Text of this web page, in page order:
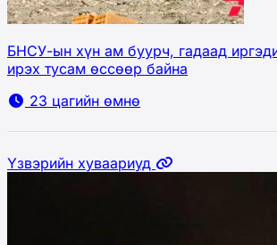
БНСУ-ын хүн ам буурч, гадаад
ирэх тусам өссөөр байна
23 цагийн өмнө
Үзвэрийн хуваариуд